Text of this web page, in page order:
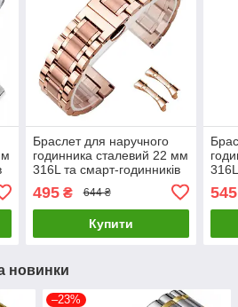
Браслет для наручного
годинника сталевий 22 мм
316L та смарт-годинників
IBW926Y1 )
495₴ 644 ₴
Купити
)
545
новинки
–23%